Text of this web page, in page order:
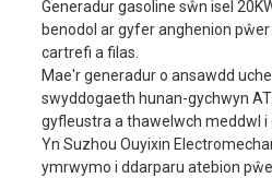
Generadur gasoline sŵn isel
benodol ar gyfer anghenion
cartrefi a filas.
Mae'r generadur o ansawdd
swyddogaeth hunan-gychwyn
gyfleustra a thawelwch meddwl i
Yn Suzhou Ouyixin
ymrwymo i ddarparu atebion
generadur
Modd cyffroi
Y prif bŵer
Y pŵer wrth gefn
Foltedd graddedig
Ampere graddedig